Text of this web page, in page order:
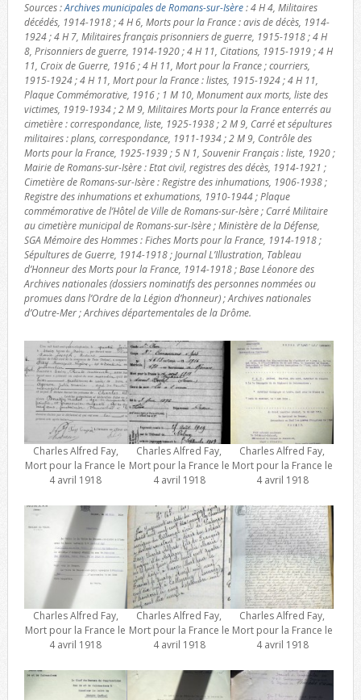
Sources :Archives municipales de Romans-sur-Isère: 4 H 4, Militaires
décédés, 1914-1918 ; 4 H 6, Morts pour la France : avis de décès, 1914-
1924 ; 4 H 7, Militaires français prisonniers de guerre, 1915-1918 ; 4 H
8, Prisonniers de guerre, 1914-1920 ; 4 H 11, Citations, 1915-1919 ; 4 H
11, Croix de Guerre, 1916 ; 4 H 11, Mort pour la France ; courriers,
1915-1924 ; 4 H 11, Mort pour la France : listes, 1915-1924 ; 4 H 11,
Plaque Commémorative, 1916 ; 1 M 10, Monument aux morts, liste des
victimes, 1919-1934 ; 2 M 9, Militaires Morts pour la France enterrés au
cimetière : correspondance, liste, 1925-1938 ; 2 M 9, Carré et sépultures
militaires : plans, correspondance, 1911-1934 ; 2 M 9, Contrôle des
Morts pour la France, 1925-1939 ; 5 N 1, Souvenir Français : liste, 1920 ;
Mairie de Romans-sur-Isère : Etat civil, registres des décès, 1914-1921 ;
Cimetière de Romans-sur-Isère : Registre des inhumations, 1906-1938 ;
Registre des inhumations et exhumations, 1910-1944 ; Plaque
commémorative de l’Hôtel de Ville de Romans-sur-Isère ; Carré Militaire
au cimetière municipal de Romans-sur-Isère ; Ministère de la Défense,
SGA Mémoire des Hommes : Fiches Morts pour la France, 1914-1918 ;
Sépultures de Guerre, 1914-1918 ; Journal L’Illustration, Tableau
d’Honneur des Morts pour la France, 1914-1918 ; Base Léonore des
Archives nationales (dossiers nominatifs des personnes nommées ou
promues dans l’Ordre de la Légion d’honneur) ; Archives nationales
d’Outre-Mer ; Archives départementales de la Drôme.
Charles Alfred Fay,
Mort pour la France le
4 avril 1918
Charles Alfred Fay,
Mort pour la France le
4 avril 1918
Charles Alfred Fay,
Mort pour la France le
4 avril 1918
Charles Alfred Fay,
Mort pour la France le
4 avril 1918
Charles Alfred Fay,
Mort pour la France le
4 avril 1918
Charles Alfred Fay,
Mort pour la France le
4 avril 1918